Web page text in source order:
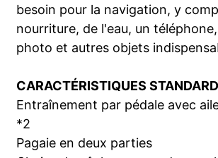
besoin pour la navigation, y
nourriture, de l'eau, un
photo et autres objets
CARACTÉRISTIQUES STANDARD
Entraînement par pédale avec
*2
Pagaie en deux parties